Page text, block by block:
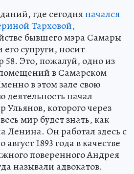
где сегодняначался
Тарховой,
бывшего мэра Самары
супруги, носит
58. Это, пожалуй, одно из
в Самарском
в этом зале свою
деятельность начал
которого через
мир будет знать, как
Ленина. Он работал здесь с
август 1893 года в качестве
поверенного Андрея
называли адвокатов.